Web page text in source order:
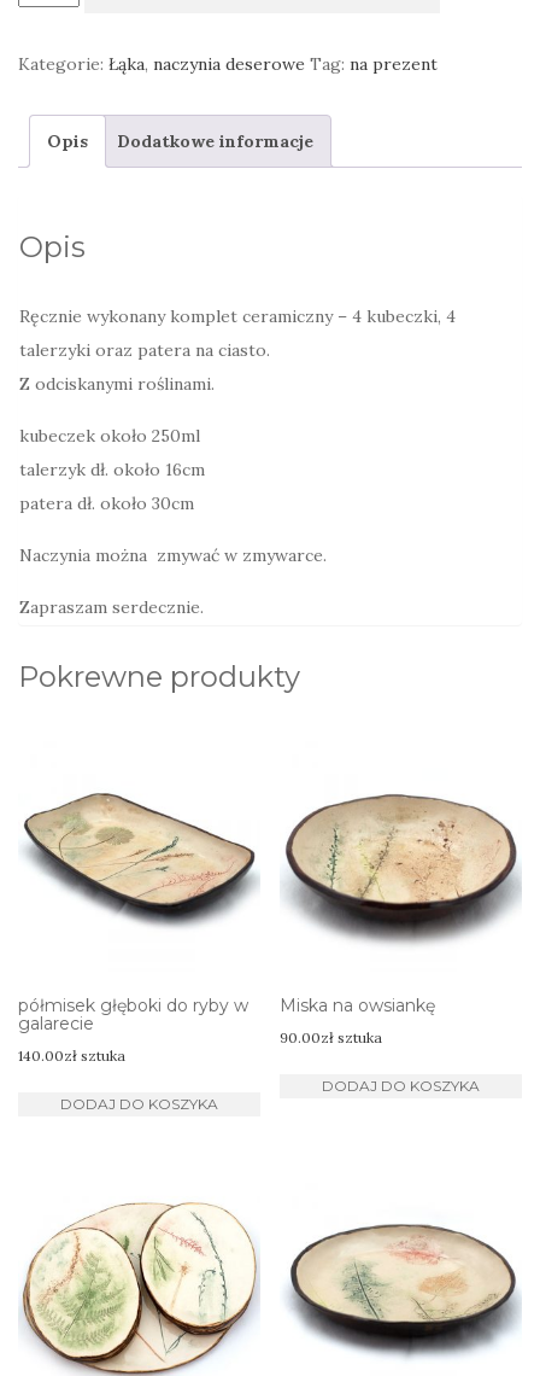
ciasta
os.
Kategorie: Łąka, naczynia deserowe Tag: na prezent
Opis Dodatkowe informacje
Opis
Ręcznie wykonany komplet ceramiczny – 4 kubeczki, 4
talerzyki oraz patera na ciasto.
Z odciskanymi roślinami.
kubeczek około 250ml
talerzyk dł. około 16cm
patera dł. około 30cm
Naczynia można zmywać w zmywarce.
Zapraszam serdecznie.
Pokrewne produkty
półmisek głęboki do ryby w
galarecie
140.00zł sztuka
DODAJ DO KOSZYKA
Miska na owsiankę
90.00zł sztuka
DODAJ DO KOSZYKA